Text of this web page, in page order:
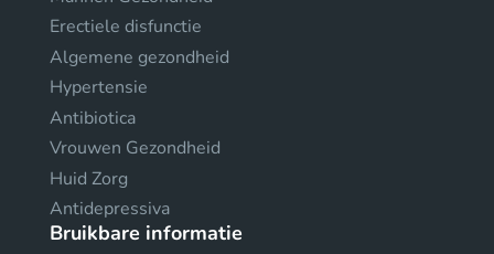
Erectiele disfunctie
Algemene gezondheid
Hypertensie
Antibiotica
Vrouwen Gezondheid
Huid Zorg
Antidepressiva
Bruikbare informatie